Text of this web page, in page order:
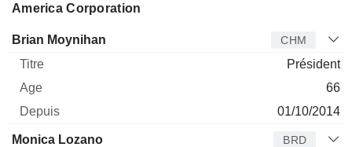
America Corporation
Administrateur Titre
Brian Moynihan CHM
Président
66
01/10/2014
Monica Lozano BRD